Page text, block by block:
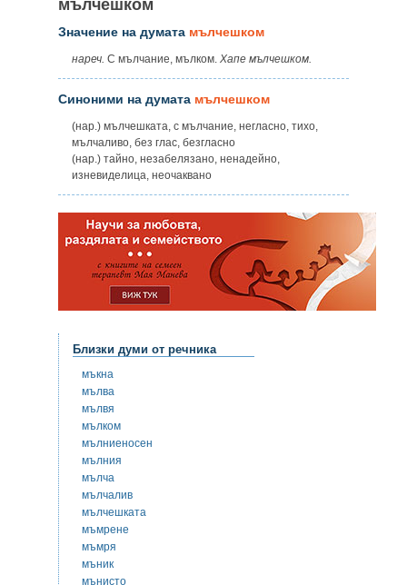
мълчешко̀м
Значение на думата мълчешком
нареч. С мълчание, мълком. Хапе мълчешком.
Синоними на думата мълчешком
(нар.) мълчешката, с мълчание, негласно, тихо,
мълчаливо, без глас, безгласно
(нар.) тайно, незабелязано, ненадейно,
изневиделица, неочаквано
Близки думи от речника
мъкна
мълва
мълвя
мълком
мълниеносен
мълния
мълча
мълчалив
мълчешката
мъмрене
мъмря
мъник
мънисто